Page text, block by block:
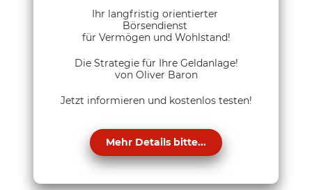
Ihr langfristig orientierter
Börsendienst
für Vermögen und Wohlstand!
Die Strategie für Ihre Geldanlage!
von Oliver Baron
Jetzt informieren und kostenlos testen!
Mehr Details bitte...